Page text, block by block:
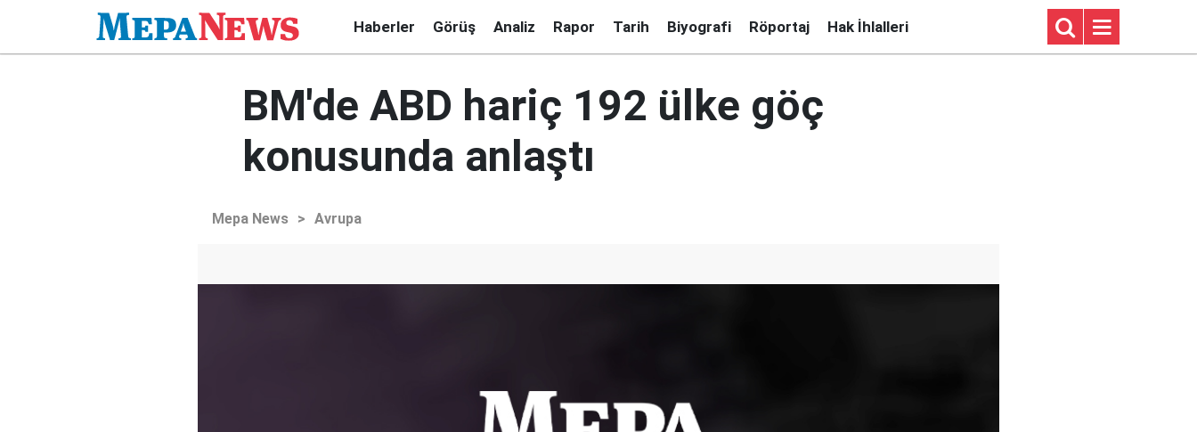
Haberler Görüş Analiz Rapor Tarih Biyografi Röportaj Hak İhlalleri
BM'de ABD hariç 192 ülke göç
konusunda anlaştı
Mepa News > Avrupa